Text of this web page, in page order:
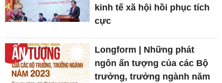
kinh tế xã hội hồi phục tích
cực
Longform | Những phát
ngôn ấn tượng của các Bộ
trưởng, trưởng ngành năm